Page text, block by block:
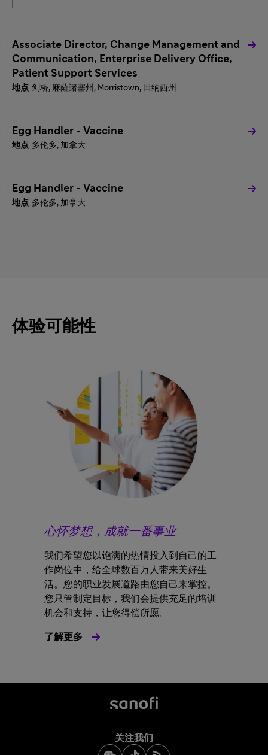
Associate Director, Change Management and
Communication, Enterprise Delivery Office,
Patient Support Services
剑桥, 麻薩諸塞州, Morristown, 田纳西州
Egg Handler - Vaccine
多伦多, 加拿大
Egg Handler - Vaccine
多伦多, 加拿大
体验可能性
心怀梦想，成就一番事业
我们希望您以饱满的热情投入到自己的工
作岗位中，给全球数百万人带来美好生
活。您的职业发展道路由您自己来掌控。
您只管制定目标，我们会提供充足的培训
机会和支持，让您得偿所愿。
了解更多
关注我们